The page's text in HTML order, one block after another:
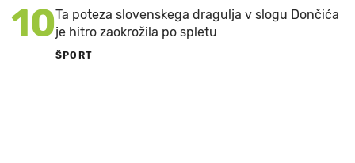
10Ta poteza slovenskega dragulja v slogu Dončića
je hitro zaokrožila po spletu
ŠPORT